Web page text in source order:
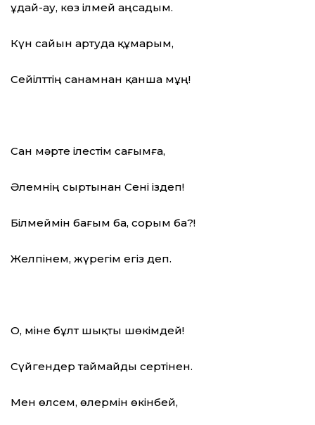
Құдай-ау, көз ілмей аңсадым.
Күн сайын артуда құмарым,
Сейілттің санамнан қанша мұң!
Сан мәрте ілестім сағымға,
Әлемнің сыртынан Сені іздеп!
Білмеймін бағым ба, сорым ба?!
Желпінем, жүрегім егіз деп.
О, міне бұлт шықты шөкімдей!
Сүйгендер таймайды сертінен.
Мен өлсем, өлермін өкінбей,